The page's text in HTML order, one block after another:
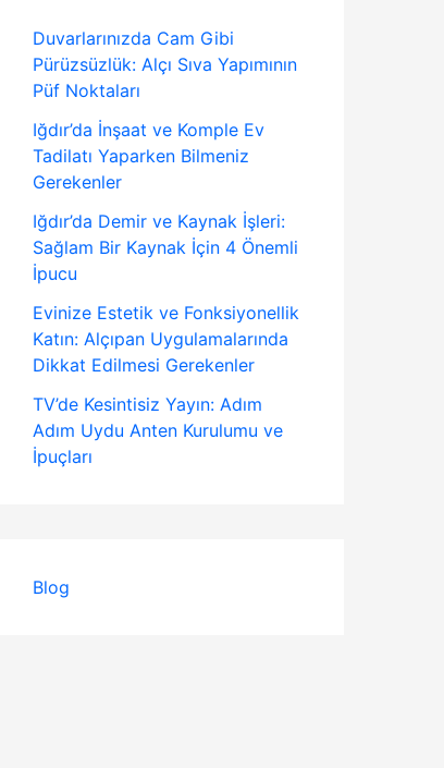
Duvarlarınızda Cam Gibi
Pürüzsüzlük: Alçı Sıva Yapımının
Püf Noktaları
Iğdır’da İnşaat ve Komple Ev
Tadilatı Yaparken Bilmeniz
Gerekenler
Iğdır’da Demir ve Kaynak İşleri:
Sağlam Bir Kaynak İçin 4 Önemli
İpucu
Evinize Estetik ve Fonksiyonellik
Katın: Alçıpan Uygulamalarında
Dikkat Edilmesi Gerekenler
TV’de Kesintisiz Yayın: Adım
Adım Uydu Anten Kurulumu ve
İpuçları
Blog